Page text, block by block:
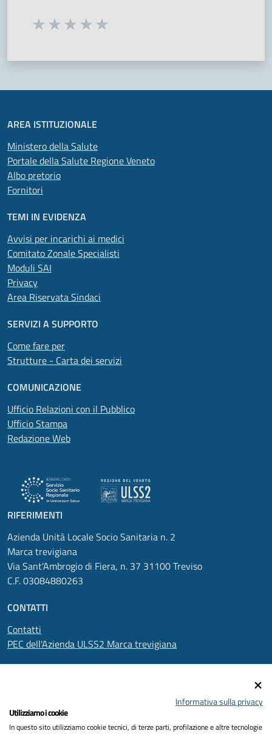
Seleziona una valutazione da 1 a 5 stelle
AREA ISTITUZIONALE
Ministero della Salute
Portale della Salute Regione Veneto
Albo pretorio
Fornitori
TEMI IN EVIDENZA
Avvisi per incarichi ai medici
Comitato Zonale Specialisti
Moduli SAI
Privacy
Area Riservata Sindaci
SERVIZI A SUPPORTO
Come fare per
Strutture - Carta dei servizi
COMUNICAZIONE
Ufficio Relazioni con il Pubblico
Ufficio Stampa
Redazione Web
RIFERIMENTI
Azienda Unità Locale Socio Sanitaria n. 2
Marca trevigiana
Via Sant'Ambrogio di Fiera, n. 37 31100 Treviso
C.F. 03084880263
CONTATTI
Contatti
PEC dell'Azienda ULSS2 Marca trevigiana
Informativa sulla privacy
Utilizziamo i cookie
In questo sito utilizziamo cookie tecnici, di terze parti, profilazione e altre tecnologie